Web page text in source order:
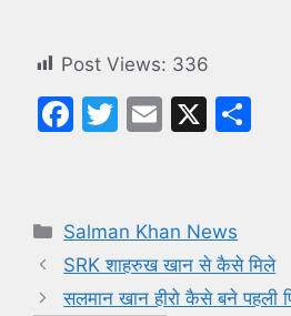
Post Views: 336
F
e
b
o
T
er
E
l
X
Categories
Salman Khan News
SRK शाहरुख खान से कैसे मिले
सलमान खान हीरो कैसे बने पहली